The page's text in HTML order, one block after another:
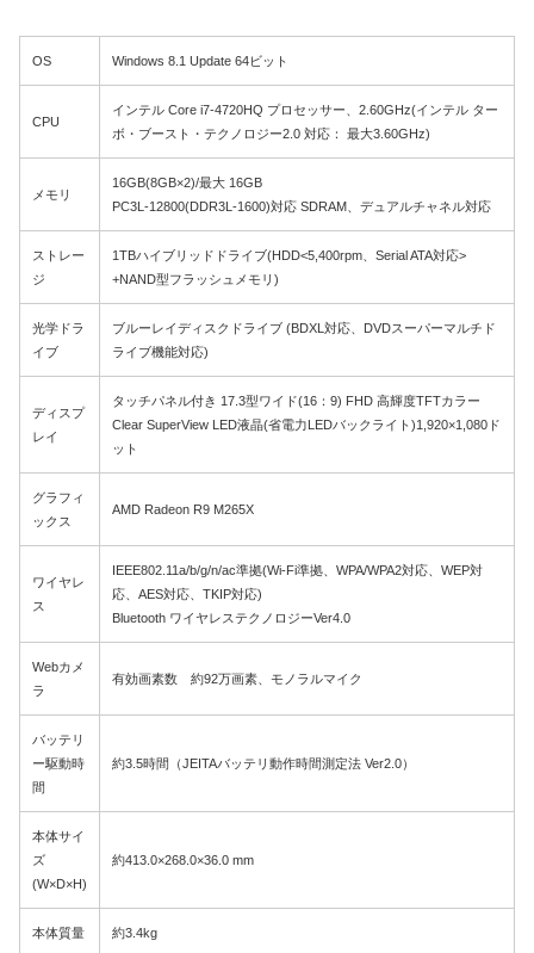
OS Windows 8.1 Update 64ビット
CPU
インテル Core i7-4720HQ プロセッサー、2.60GHz(インテル ター
ボ・ブースト・テクノロジー2.0 対応： 最大3.60GHz)
メモリ
16GB(8GB×2)/最大 16GB
PC3L-12800(DDR3L-1600)対応 SDRAM、デュアルチャネル対応
ストレー
ジ
1TBハイブリッドドライブ(HDD<5,400rpm、Serial ATA対応>
+NAND型フラッシュメモリ)
光学ドラ
イブ
ブルーレイディスクドライブ (BDXL対応、DVDスーパーマルチド
ライブ機能対応)
ディスプ
レイ
タッチパネル付き 17.3型ワイド(16：9) FHD 高輝度TFTカラー
Clear SuperView LED液晶(省電力LEDバックライト)1,920×1,080ド
ット
グラフィ
ックス
AMD Radeon R9 M265X
ワイヤレ
ス
IEEE802.11a/b/g/n/ac準拠(Wi-Fi準拠、WPA/WPA2対応、WEP対
応、AES対応、TKIP対応)
Bluetooth ワイヤレステクノロジーVer4.0
Webカメ
ラ
有効画素数 約92万画素、モノラルマイク
バッテリ
ー駆動時
間
約3.5時間（JEITAバッテリ動作時間測定法 Ver2.0）
本体サイ
ズ
(W×D×H)
約413.0×268.0×36.0 mm
本体質量 約3.4kg